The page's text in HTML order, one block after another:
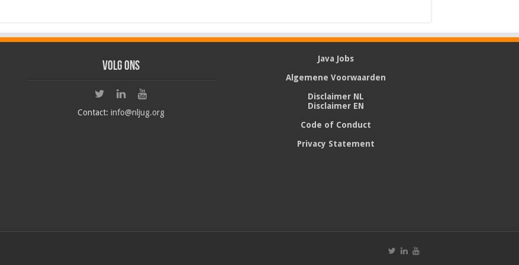
Volg ons
Contact:info@nljug.org
Java Jobs
Algemene Voorwaarden
Disclaimer NL
Disclaimer EN
Code of Conduct
Privacy Statement